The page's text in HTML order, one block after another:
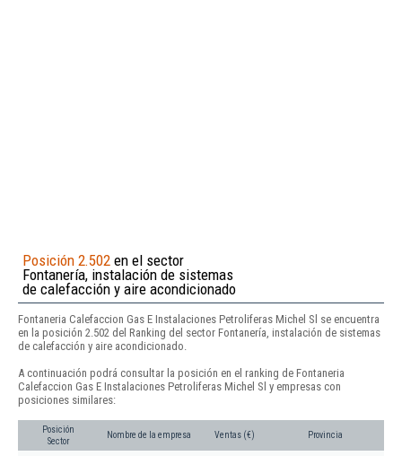
Posición 2.502 en el sector
Fontanería, instalación de sistemas
de calefacción y aire acondicionado
Fontaneria Calefaccion Gas E Instalaciones Petroliferas Michel Sl se encuentra
en la posición 2.502 del Ranking del sector Fontanería, instalación de sistemas
de calefacción y aire acondicionado.
A continuación podrá consultar la posición en el ranking de Fontaneria
Calefaccion Gas E Instalaciones Petroliferas Michel Sl y empresas con
posiciones similares:
Posición
Sector
Nombre de la empresa Ventas (€) Provincia